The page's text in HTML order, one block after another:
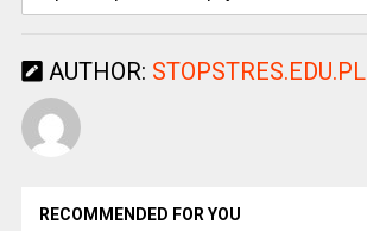
AUTHOR: STOPSTRES.EDU.PL
RECOMMENDED FOR YOU